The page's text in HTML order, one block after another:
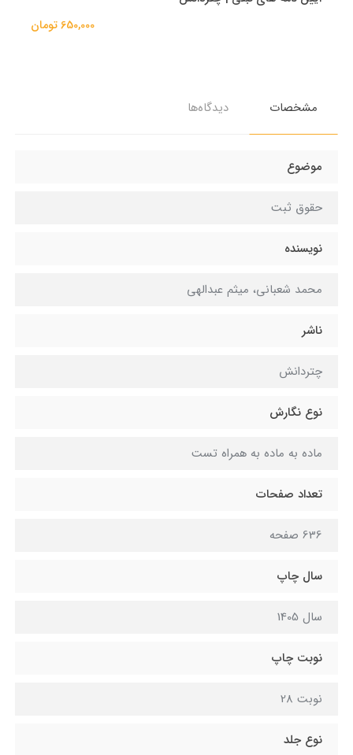
650,000 تومان
مشخصات دیدگاه‌ها
موضوع
حقوق ثبت
نویسنده
محمد شعبانی، میثم عبدالهی
ناشر
چتردانش
نوع نگارش
ماده به ماده به همراه تست
تعداد صفحات
636 صفحه
سال چاپ
سال 1405
نوبت چاپ
نوبت 28
نوع جلد